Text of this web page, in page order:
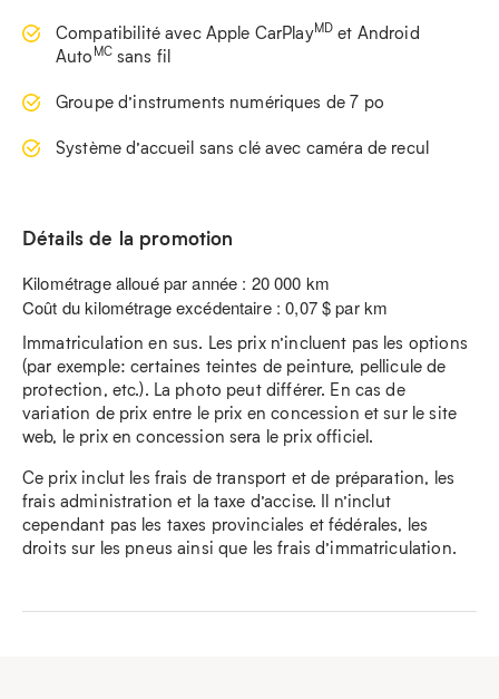
Compatibilité avec Apple CarPlayMD et Android
Auto MCsans fil
Groupe d’instruments numériques de 7 po
Système d’accueil sans clé avec caméra de recul
Détails de la promotion
Kilométrage alloué par année : 20 000 km
Coût du kilométrage excédentaire : 0,07 $ par km
Immatriculation en sus. Les prix n’incluent pas les options
(par exemple: certaines teintes de peinture, pellicule de
protection, etc.). La photo peut différer. En cas de
variation de prix entre le prix en concession et sur le site
web, le prix en concession sera le prix officiel.
Ce prix inclut les frais de transport et de préparation, les
frais administration et la taxe d’accise. Il n’inclut
cependant pas les taxes provinciales et fédérales, les
droits sur les pneus ainsi que les frais d’immatriculation.